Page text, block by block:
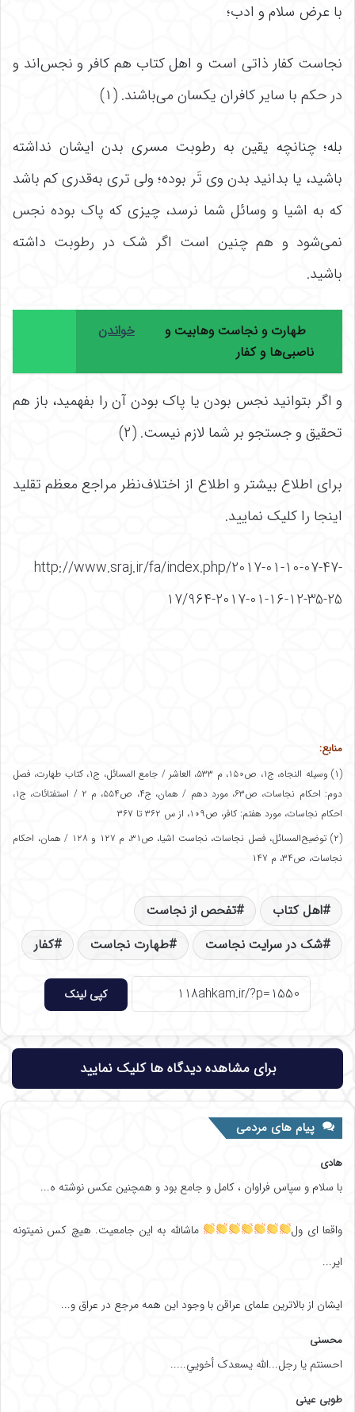
با عرض سلام و ادب؛
نجاست کفار ذاتی است و اهل کتاب هم کافر و نجس‌اند و
در حکم با سایر کافران یکسان می‌باشند. (۱)
بله؛ چنانچه یقین به رطوبت مسری بدن ایشان نداشته
باشید، یا بدانید بدن وی تَر بوده؛ ولی تری به‌قدری کم باشد
که به اشیا و وسائل شما نرسد، چیزی که پاک بوده نجس
نمی‌شود و هم چنین است اگر شک در رطوبت داشته
باشید.
خواندن
طهارت و نجاست وهابیت و
ناصبی‌ها و کفار
و اگر بتوانید نجس بودن یا پاک بودن آن را بفهمید، باز هم
تحقیق و جستجو بر شما لازم نیست. (۲)
برای اطلاع بیشتر و اطلاع از اختلاف‌نظر مراجع معظم تقلید
اینجا را کلیک نمایید.
http://www.sraj.ir/fa/index.php/2017-01-10-07-47-
17/964-2017-01-16-12-35-25
منابع:
(۱) وسیله النجاه، ج۱، ص۱۵۰، م ۵۳۳، العاشر / جامع المسائل، ج۱، کتاب طهارت، فصل
دوم: احکام نجاسات، ص۶۳، مورد دهم / همان، ج۴، ص۵۵۴، م ۲ / استفتائات، ج۱،
احکام نجاسات، مورد هفتم: کافر، ص۱۰۹، از س ۳۶۲ تا ۳۶۷
(۲) توضیح‌المسائل، فصل نجاسات، نجاست اشیا، ص۳۱، م ۱۲۷ و ۱۲۸ / همان، احکام
نجاسات، ص۳۴، م ۱۴۷
اهل کتاب
تفحص از نجاست
شک در سرایت نجاست
طهارت نجاست کفار
کپی لینک
برای مشاهده دیدگاه ها کلیک نمایید
پیام های مردمی
هادی
با سلام و سپاس فراوان ، کامل و جامع بود و همچنین عکس نوشته ه...
واقعا ای ول
ماشالله به این جامعیت. هیچ کس نمیتونه
ایر...
ایشان از بالاترین علمای عراقن با وجود این همه مرجع در عراق و...
محسنی
احسنتم یا رجل...الله یسعدک أخويي.....
طوبی عینی